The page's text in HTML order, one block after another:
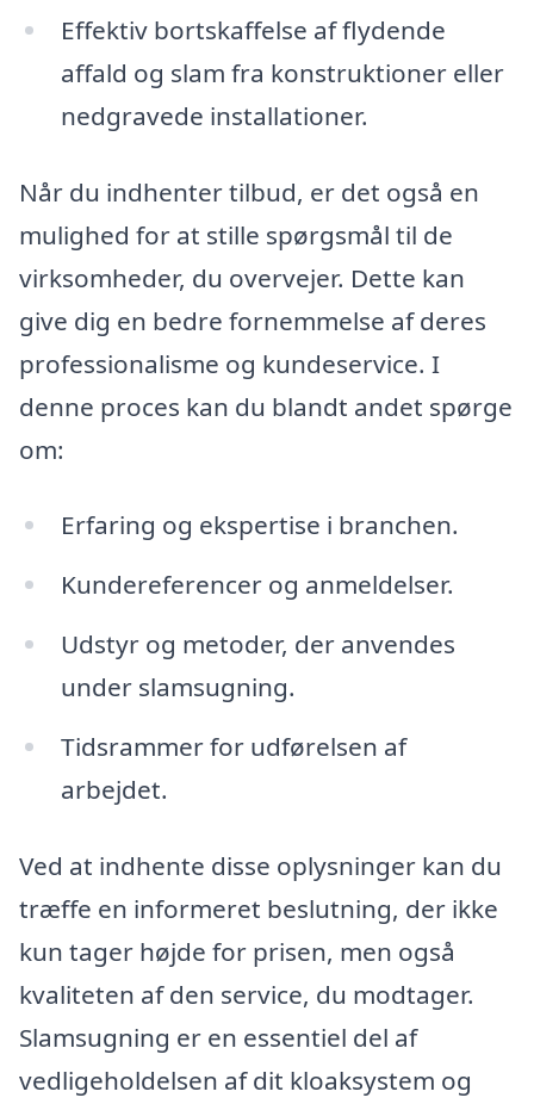
Effektiv bortskaffelse af flydende
affald og slam fra konstruktioner eller
nedgravede installationer.
Når du indhenter tilbud, er det også en
mulighed for at stille spørgsmål til de
virksomheder, du overvejer. Dette kan
give dig en bedre fornemmelse af deres
professionalisme og kundeservice. I
denne proces kan du blandt andet spørge
om:
Erfaring og ekspertise i branchen.
Kundereferencer og anmeldelser.
Udstyr og metoder, der anvendes
under slamsugning.
Tidsrammer for udførelsen af
arbejdet.
Ved at indhente disse oplysninger kan du
træffe en informeret beslutning, der ikke
kun tager højde for prisen, men også
kvaliteten af den service, du modtager.
Slamsugning er en essentiel del af
vedligeholdelsen af dit kloaksystem og